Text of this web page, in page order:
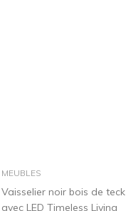
dans le panier
MEUBLES
Vaisselier noir bois de teck
avec LED Timeless Living